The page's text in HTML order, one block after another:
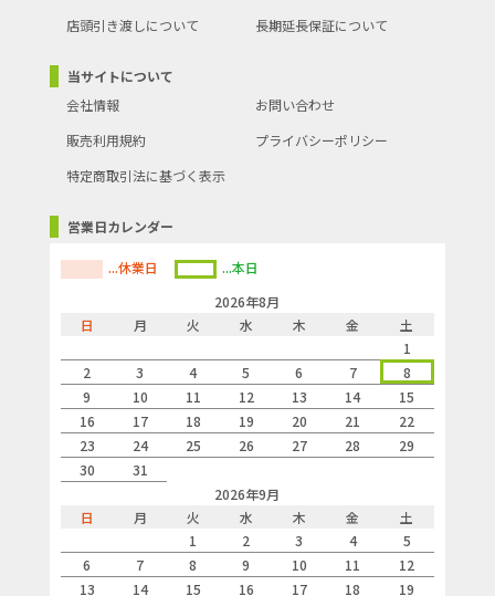
店頭引き渡しについて
長期延長保証について
当サイトについて
会社情報
お問い合わせ
販売利用規約
プライバシーポリシー
特定商取引法に基づく表示
営業日カレンダー
...休業日
...本日
2026年8月
日
月 火 水 木 金
土
1
2
3 4 5 6 7
8
9
10 11 12 13 14
15
16
17 18 19 20 21
22
23
24 25 26 27 28
29
30
31
2026年9月
日
月 火 水 木 金
土
1
2 3 4
5
6
7 8 9 10 11
12
13
14 15 16 17 18 19